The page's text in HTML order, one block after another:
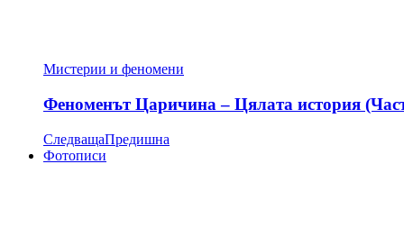
Мистерии и феномени
Феноменът Царичина – Цялата история
СледващаПредишна
Фотописи